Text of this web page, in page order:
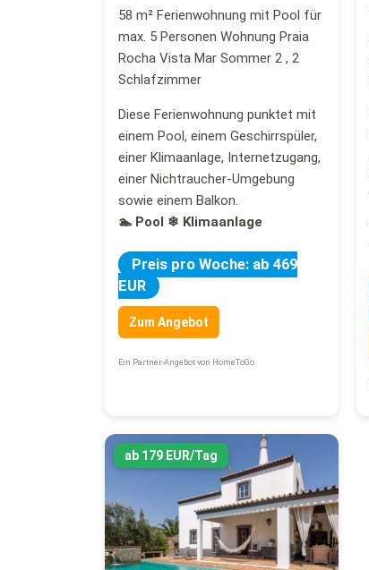
58 m² Ferienwohnung mit Pool für
max. 5 Personen Wohnung Praia
Rocha Vista Mar Sommer 2 , 2
Schlafzimmer
Diese Ferienwohnung punktet mit
einem Pool, einem Geschirrspüler,
einer Klimaanlage, Internetzugang,
einer Nichtraucher-Umgebung
sowie einem Balkon.
🏊 Pool ❄ Klimaanlage
Preis pro Woche: ab 469
EUR
Zum Angebot
Ein Partner-Angebot von HomeToGo
ab 179 EUR/Tag